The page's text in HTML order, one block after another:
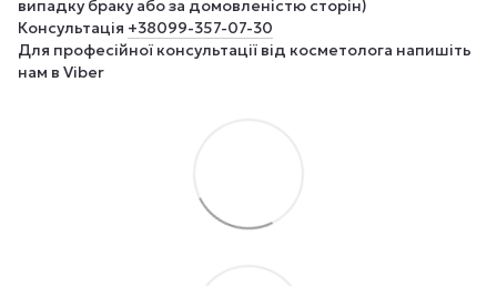
випадку браку або за домовленістю сторін)
Консультація +38099-357-07-30
Для професійної консультації від косметолога напишіть
нам в Viber